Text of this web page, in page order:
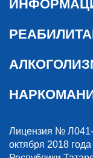
Лицензия №
октября 2018